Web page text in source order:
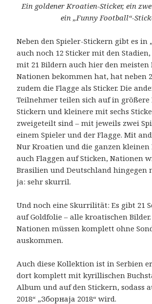
Ein goldener Kroatien-Sticker, ein
ein „Funny Football“-
Neben den Spieler-Stickern gibt es in
auch noch 12 Sticker mit den
mit 21 Bildern auch hier den meisten
Nationen bekommen hat, hat neben
zudem die Flagge als Sticker. Die
Teilnehmer teilen sich auf in größere
Stickern und kleinere mit sechs
zweigeteilt sind – mit jeweils zwei
einem Spieler und der Flagge. Mit
Nur Kroatien und die ganzen kleinen
auch Flaggen auf Sticken, Nationen
Brasilien und Deutschland hingegen
ja: sehr skurril.
Und noch eine Skurrilität: Es gibt 21
auf Goldfolie – alle kroatischen
Nationen müssen komplett ohne
auskommen.
Auch diese Kollektion ist in Serbien
dort komplett mit kyrillischen
Album und auf den Stickern, sodass
2018“ „Зборнаја 2018“ wird.